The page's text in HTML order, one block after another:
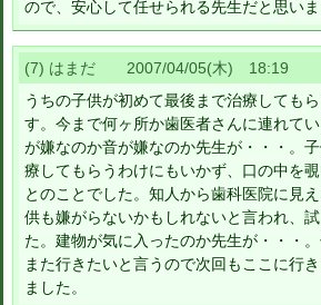
ので、安心して任せられる先生だと思いま
(7) はまだ 2007/04/05(木) 18:19
うちの子供が初めて最後まで治療しても
す。今まで何ヶ所か歯医者さんに連れて
が嫌なのか音が嫌なのか先生が・・・。
療してもらうわけにもいかず、口の中を
とのことでした。知人から歯科医院に見
供も嫌がらないかもしれないと言われ、
た。建物が気に入ったのか先生が・・・。
また行きたいと言うので次回もここに行
ました。